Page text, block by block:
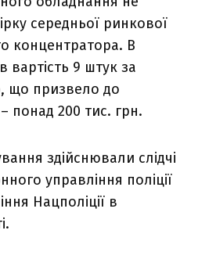
середньої ринкової
концентратора. В
вартість 9 штук за
що призвело до
понад 200 тис. грн.
здійснювали слідчі
управління поліції
Нацполіції в